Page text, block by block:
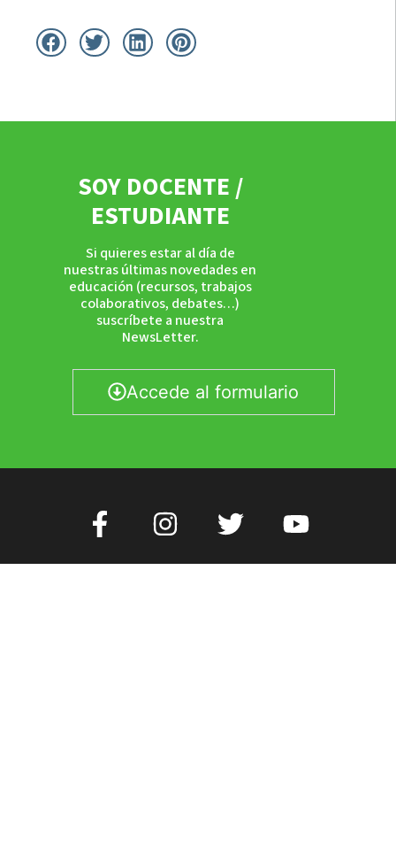
SOY DOCENTE /
ESTUDIANTE
Si quieres estar al día de
nuestras últimas novedades en
educación (recursos, trabajos
colaborativos, debates…)
suscríbete a nuestra
NewsLetter.
Accede al formulario